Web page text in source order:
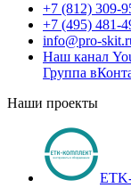
+7 (812) 309-
+7 (495) 481-
info@pro-
Наш канал
Группа
Наши проекты